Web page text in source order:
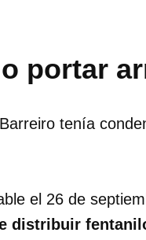
portar
tenía
el 26 de
distribuir